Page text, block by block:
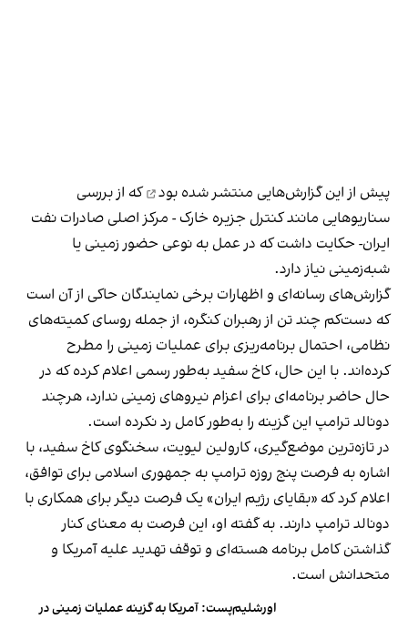
پیش از این گزارش‌هایی منتشر شده بود
که از بررسی
سناریوهایی مانند کنترل جزیره خارک - مرکز اصلی صادرات نفت
ایران- حکایت داشت که در عمل به نوعی حضور زمینی یا
شبه‌زمینی نیاز دارد.
گزارش‌های رسانه‌ای و اظهارات برخی نمایندگان حاکی از آن است
که دست‌کم چند تن از رهبران کنگره، از جمله روسای کمیته‌های
نظامی، احتمال برنامه‌ریزی برای عملیات زمینی را مطرح
کرده‌اند. با این حال، کاخ سفید به‌طور رسمی اعلام کرده که در
حال حاضر برنامه‌ای برای اعزام نیروهای زمینی ندارد، هرچند
دونالد ترامپ این گزینه را به‌طور کامل رد نکرده است.
در تازه‌ترین موضع‌گیری، کارولین لیویت، سخنگوی کاخ سفید، با
اشاره به فرصت پنج روزه ترامپ به جمهوری اسلامی برای توافق،
اعلام کرد که «بقایای رژیم ایران» یک فرصت دیگر برای همکاری با
دونالد ترامپ دارند. به گفته او، این فرصت به معنای کنار
گذاشتن کامل برنامه هسته‌ای و توقف تهدید علیه آمریکا و
متحدانش است.
اورشلیم‌پست: آمریکا به گزینه عملیات زمینی در